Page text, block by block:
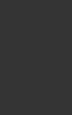
SUNSHINE